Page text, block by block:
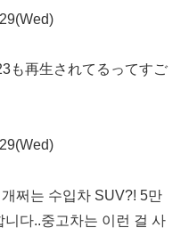
も再生されてるってすご
쩌는 수입차 SUV?! 5만
다..중고차는 이런 걸 사